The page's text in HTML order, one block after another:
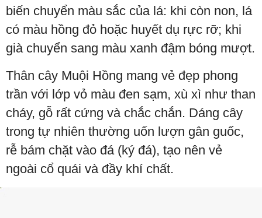
biến chuyển màu sắc của lá: khi còn non, lá
có màu hồng đỏ hoặc huyết dụ rực rỡ; khi
già chuyển sang màu xanh đậm bóng mượt.
Thân cây Muội Hồng mang vẻ đẹp phong
trần với lớp vỏ màu đen sạm, xù xì như than
cháy, gỗ rất cứng và chắc chắn. Dáng cây
trong tự nhiên thường uốn lượn gân guốc,
rễ bám chặt vào đá (ký đá), tạo nên vẻ
ngoài cổ quái và đầy khí chất.